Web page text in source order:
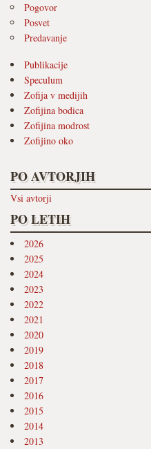
Pogovor
Posvet
Predavanje
Publikacije
Speculum
Zofija v medijih
Zofijina bodica
Zofijina modrost
Zofijino oko
PO AVTORJIH
Vsi avtorji
PO LETIH
2026
2025
2024
2023
2022
2021
2020
2019
2018
2017
2016
2015
2014
2013